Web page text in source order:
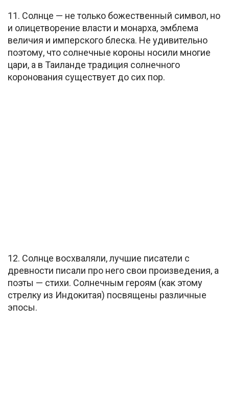
11. Солнце — не только божественный символ, но
и олицетворение власти и монарха, эмблема
величия и имперского блеска. Не удивительно
поэтому, что солнечные короны носили многие
цари, а в Таиланде традиция солнечного
коронования существует до сих пор.
12. Солнце восхваляли, лучшие писатели с
древности писали про него свои произведения, а
поэты — стихи. Солнечным героям (как этому
стрелку из Индокитая) посвящены различные
эпосы.